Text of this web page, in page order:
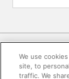
電子公告
We use
site, to
traffic. We